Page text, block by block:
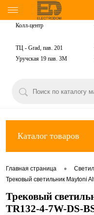
Колл-центр
ТЦ - Grad, пав. 201
Уручская 19 пав. 3М
Каталог товаров
Главная страница •
Трековый светильник Maytoni
Трековый
TR132-4-7W-DS-